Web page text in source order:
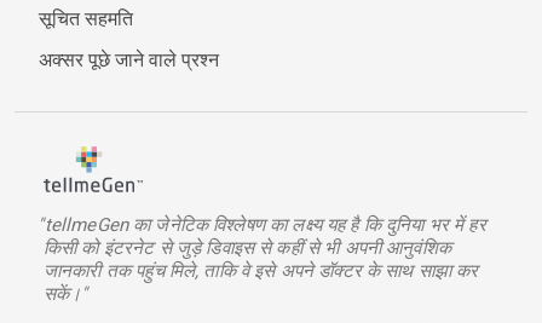
सूचित सहमति
अक्सर पूछे जाने वाले प्रश्न
"tellmeGen का जेनेटिक विश्लेषण का लक्ष्य यह है कि दुनिया भर में हर
किसी को इंटरनेट से जुड़े डिवाइस से कहीं से भी अपनी आनुवंशिक
जानकारी तक पहुंच मिले, ताकि वे इसे अपने डॉक्टर के साथ साझा कर
सकें।"